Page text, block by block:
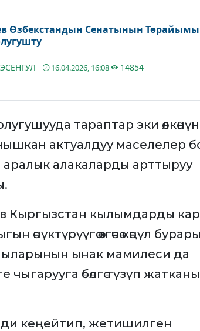
Өзбекстандын Сенатынын Төрайымы
16.04.2026, 16:08
14854
тараптар эки өлкөнүн
актуалдуу маселелер
алакаларды арттыруу
Кыргызстан кылымдарды
өнүктүрүүгө өзгөчө көңүл
ынак мамилеси да
чыгарууга өбөлгө түзүп
кеңейтип, жетишилген